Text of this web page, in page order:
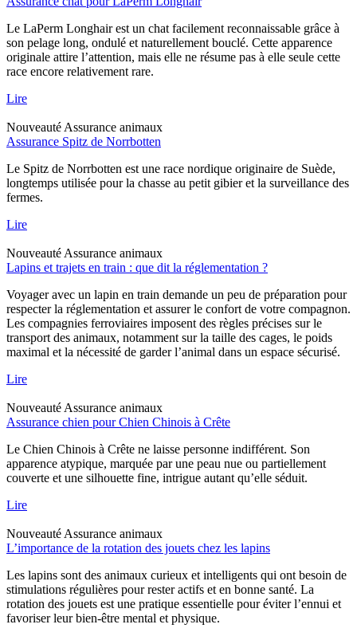
Le LaPerm Longhair est un chat facilement reconnaissable grâce à
son pelage long, ondulé et naturellement bouclé. Cette apparence
originale attire l’attention, mais elle ne résume pas à elle seule cette
race encore relativement rare.
Lire
Nouveauté Assurance animaux
Assurance Spitz de Norrbotten
Le Spitz de Norrbotten est une race nordique originaire de Suède,
longtemps utilisée pour la chasse au petit gibier et la surveillance des
fermes.
Lire
Nouveauté Assurance animaux
Lapins et trajets en train : que dit la réglementation ?
Voyager avec un lapin en train demande un peu de préparation pour
respecter la réglementation et assurer le confort de votre compagnon.
Les compagnies ferroviaires imposent des règles précises sur le
transport des animaux, notamment sur la taille des cages, le poids
maximal et la nécessité de garder l’animal dans un espace sécurisé.
Lire
Nouveauté Assurance animaux
Assurance chien pour Chien Chinois à Crête
Le Chien Chinois à Crête ne laisse personne indifférent. Son
apparence atypique, marquée par une peau nue ou partiellement
couverte et une silhouette fine, intrigue autant qu’elle séduit.
Lire
Nouveauté Assurance animaux
L’importance de la rotation des jouets chez les lapins
Les lapins sont des animaux curieux et intelligents qui ont besoin de
stimulations régulières pour rester actifs et en bonne santé. La
rotation des jouets est une pratique essentielle pour éviter l’ennui et
favoriser leur bien-être mental et physique.